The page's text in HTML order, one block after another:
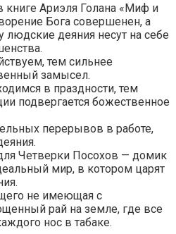
Ариэля Голана «Миф и
Бога совершенен, а
людские деяния несут на себе
тем сильнее
замысел.
в праздности, тем
подвергается божественное
перерывов в работе,
Четверки Посохов — домик
мир, в котором царят
не имеющая с
рай на земле, где все
нос в табаке.